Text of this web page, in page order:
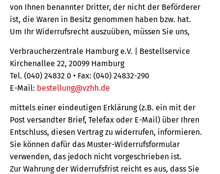
von Ihnen benannter Dritter, der nicht der Beförderer
ist, die Waren in Besitz genommen haben bzw. hat.
Um Ihr Widerrufsrecht auszuüben, müssen Sie uns,
Verbraucherzentrale Hamburg e.V. | Bestellservice
Kirchenallee 22, 20099 Hamburg
Tel. (040) 24832 0 • Fax: (040) 24832-290
E-Mail: bestellung@vzhh.de
mittels einer eindeutigen Erklärung (z.B. ein mit der
Post versandter Brief, Telefax oder E-Mail) über Ihren
Entschluss, diesen Vertrag zu widerrufen, informieren.
Sie können dafür das Muster-Widerrufsformular
verwenden, das jedoch nicht vorgeschrieben ist.
Zur Wahrung der Widerrufsfrist reicht es aus, dass Sie